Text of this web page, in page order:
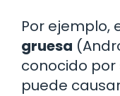
Por ejemplo,
gruesa
conocido
puede